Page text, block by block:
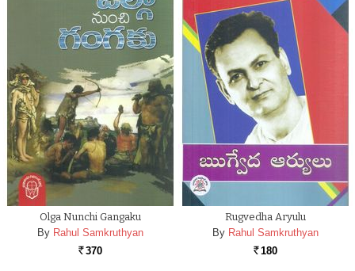
Olga Nunchi Gangaku
By Rahul Samkruthyan
Rs. 370
Rugvedha Aryulu
By Rahul Samkruthyan
Rs. 180